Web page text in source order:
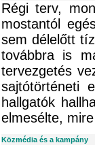
Régi terv,
mostantól
sem délelőtt
továbbra is
tervezgetés
sajtótörténeti
hallgatók
elmesélte,
Közmédia és a kampány